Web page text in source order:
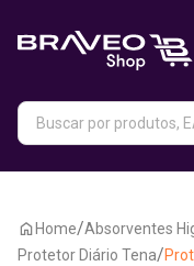
Home/Absorventes
Protetor Diário Tena/